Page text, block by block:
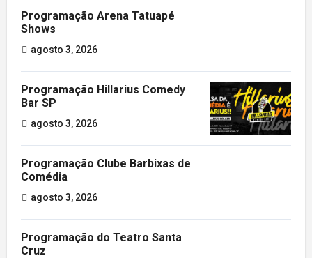
Programação Arena Tatuapé
Shows
agosto 3, 2026
Programação Hillarius Comedy
Bar SP
agosto 3, 2026
Programação Clube Barbixas de
Comédia
agosto 3, 2026
Programação do Teatro Santa
Cruz